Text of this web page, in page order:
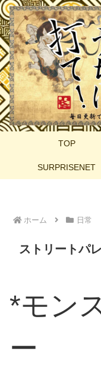
TOP
SURPRISENET
ホーム 日常
ストリートパ
*モン
ー